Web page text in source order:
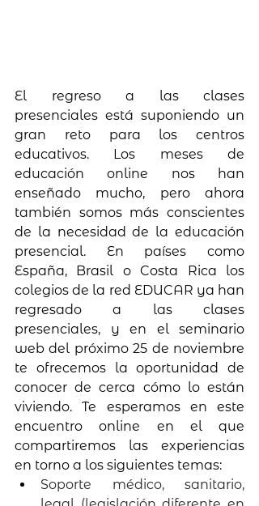
El regreso a las clases
presenciales está suponiendo un
gran reto para los centros
educativos. Los meses de
educación online nos han
enseñado mucho, pero ahora
también somos más conscientes
de la necesidad de la educación
presencial. En países como
España, Brasil o Costa Rica los
colegios de la red EDUCAR ya han
regresado a las clases
presenciales, y en el seminario
web del próximo 25 de noviembre
te ofrecemos la oportunidad de
conocer de cerca cómo lo están
viviendo. Te esperamos en este
encuentro online en el que
compartiremos las experiencias
en torno a los siguientes temas:
Soporte médico, sanitario,